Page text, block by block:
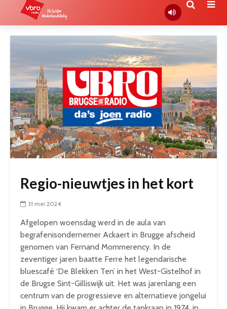
Regio-nieuwtjes in het kort
31 mei 2024
Afgelopen woensdag werd in de aula van
begrafenisondernemer Ackaert in Brugge afscheid
genomen van Fernand Mommerency. In de
zeventiger jaren baatte Ferre het legendarische
bluescafé ‘De Blekken Ten’ in het West-Gistelhof in
de Brugse Sint-Gilliswijk uit. Het was jarenlang een
centrum van de progressieve en alternatieve jongelui